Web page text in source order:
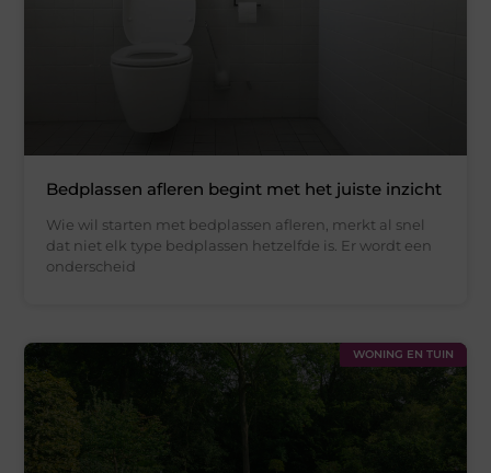
Bedplassen afleren begint met het juiste inzicht
Wie wil starten met bedplassen afleren, merkt al snel
dat niet elk type bedplassen hetzelfde is. Er wordt een
onderscheid
WONING EN TUIN